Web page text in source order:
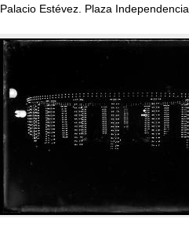
Palacio Estévez. Plaza Independencia.